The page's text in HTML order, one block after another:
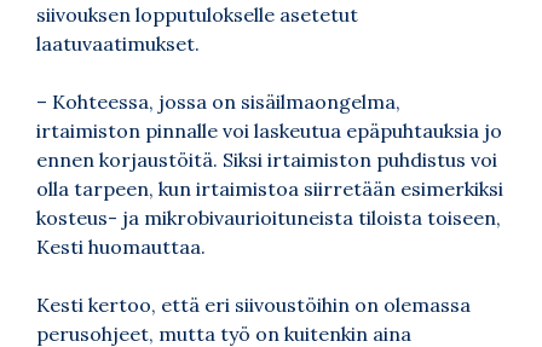
siivouksen lopputulokselle asetetut
laatuvaatimukset.
– Kohteessa, jossa on sisäilmaongelma,
irtaimiston pinnalle voi laskeutua epäpuhtauksia jo
ennen korjaustöitä. Siksi irtaimiston puhdistus voi
olla tarpeen, kun irtaimistoa siirretään esimerkiksi
kosteus- ja mikrobivaurioituneista tiloista toiseen,
Kesti huomauttaa.
Kesti kertoo, että eri siivoustöihin on olemassa
perusohjeet, mutta työ on kuitenkin aina